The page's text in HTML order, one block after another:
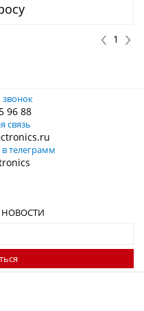
1
звонок
96 88
связь
телеграмм